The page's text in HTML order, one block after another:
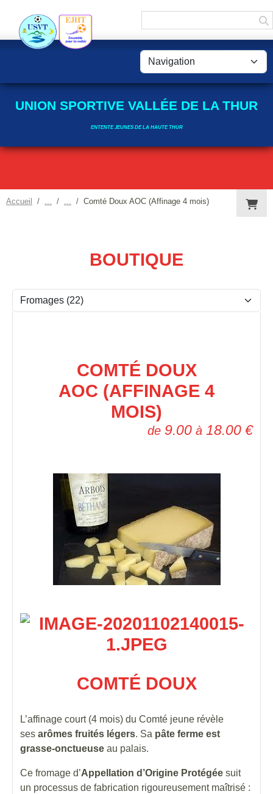
UNION SPORTIVE VALLÉE DE LA THUR
ENTENTE JEUNES DE LA HAUTE THUR
Accueil Comté Doux AOC (Affinage 4 mois)
BOUTIQUE
COMTÉ DOUX
AOC (AFFINAGE 4
MOIS)
de 9.00 à 18.00 €
COMTÉ DOUX
L’affinage court (4 mois) du Comté jeune révèle
ses arômes fruités légers. Sa pâte ferme est
grasse-onctueuse au palais.
Ce fromage d’Appellation d’Origine Protégée suit
un processus de fabrication rigoureusement maîtrisé :